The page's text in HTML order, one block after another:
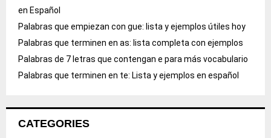
en Español
Palabras que empiezan con gue: lista y ejemplos útiles hoy
Palabras que terminen en as: lista completa con ejemplos
Palabras de 7 letras que contengan e para más vocabulario
Palabras que terminen en te: Lista y ejemplos en español
CATEGORIES